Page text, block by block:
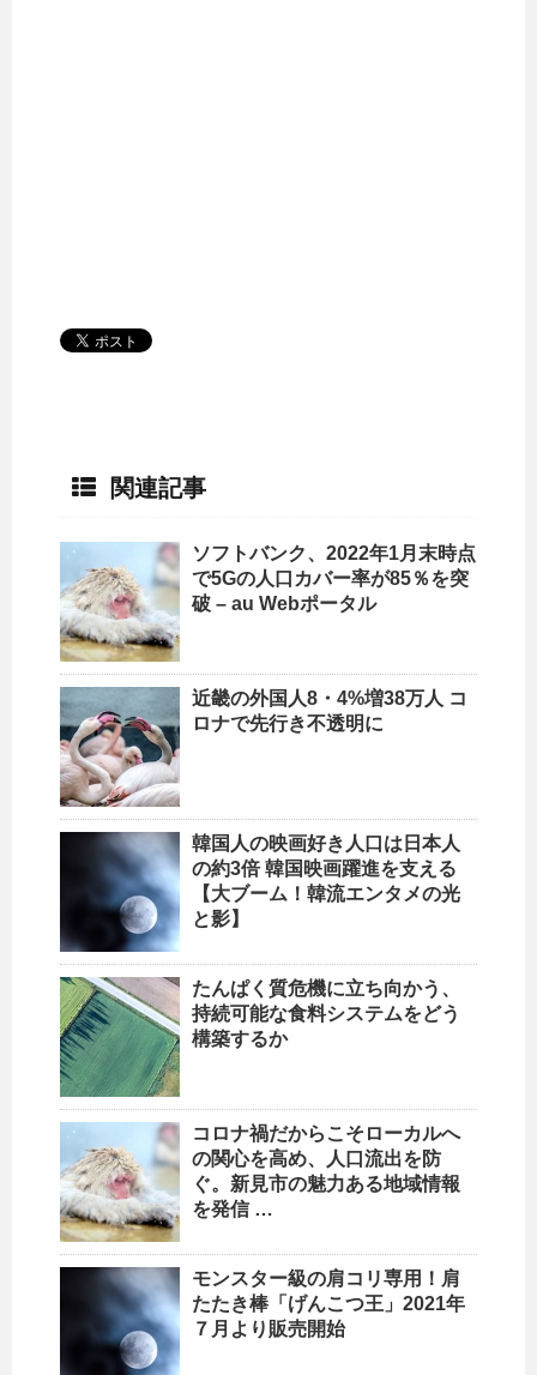
関連記事
ソフトバンク、2022年1月末時点
で5Gの人口 カバー率が85％を突
破 – au Webポータル
近畿の外国人8・4%増38万人 コ
ロナで先行き不透明に
韓国人の映画好き 人口 は日本人
の約3倍 韓国映画躍進を支える
【大ブーム！韓流エンタメの光
と影】
たんぱく質危機に立ち向かう、
持続可能な食料システムをどう
構築するか
コロナ禍だからこそローカルへ
の関心を高め、
人口 流出を防
ぐ。新見市の魅力ある地域情報
を発信 …
モンスター級の肩コリ専用！肩
たたき棒「げんこつ王」2021年
７月より販売開始